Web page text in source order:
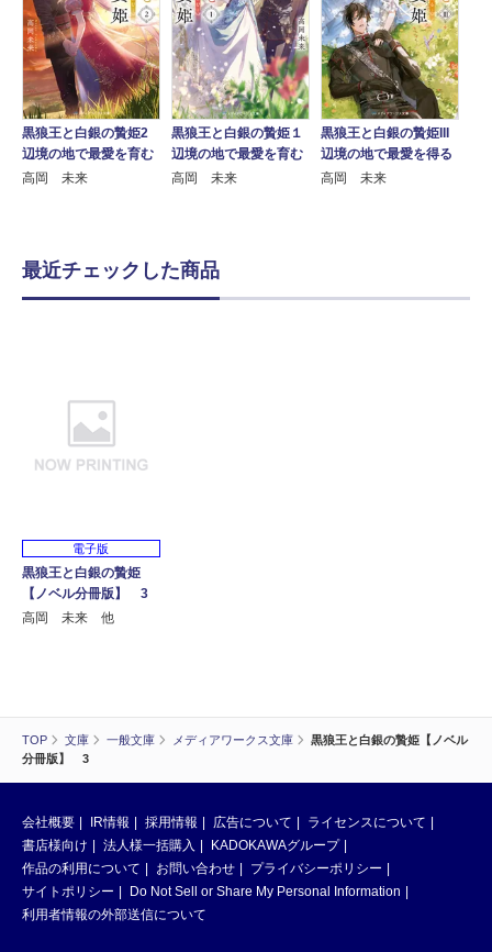
TOP 文庫 一般文庫 メディアワークス文庫
黒狼王と白銀の贄姫【ノベル
分冊版】 3
黒狼王と白銀の贄姫2
辺境の地で最愛を育む
高岡 未来
黒狼王と白銀の贄姫１
辺境の地で最愛を育む
高岡 未来
黒狼王と白銀の贄姫III
辺境の地で最愛を得る
高岡 未来
最近チェックした商品
電子版
黒狼王と白銀の贄姫
【ノベル分冊版】 3
高岡 未来 他
会社概要 IR情報 採用情報 広告について
ライセンスについて
書店様向け
法人様一括購入
KADOKAWAグループ
作品の利用について
お問い合わせ
プライバシーポリシー
サイトポリシー
Do Not Sell or Share My Personal Information
利用者情報の外部送信について